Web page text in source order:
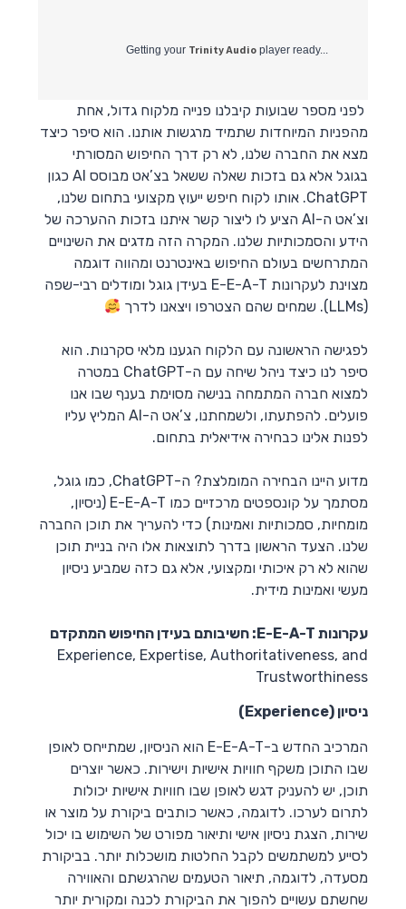
Getting your Trinity Audio player ready...
לפני מספר שבועות קיבלנו פנייה מלקוח גדול, אחת
מהפניות המיוחדות שתמיד מרגשות אותנו. הוא סיפר כיצד
מצא את החברה שלנו, לא רק דרך החיפוש המסורתי
בגוגל אלא גם בזכות שאלה ששאל בצ’אט מבוסס AI כגון
ChatGPT. אותו לקוח חיפש ייעוץ מקצועי בתחום שלנו,
וצ’אט ה-AI הציע לו ליצור קשר איתנו בזכות ההערכה של
הידע והסמכותיות שלנו. המקרה הזה מדגים את השינויים
המתרחשים בעולם החיפוש באינטרנט ומהווה דוגמה
מצוינת לעקרונות E-E-A-T בעידן גוגל ומודלים רבי-שפה
(LLMs). שמחים שהם הצטרפו ויצאנו לדרך
לפגישה הראשונה עם הלקוח הגענו מלאי סקרנות. הוא
סיפר לנו כיצד ניהל שיחה עם ה-ChatGPT במטרה
למצוא חברה המתמחה בנישה מסוימת בענף שבו אנו
פועלים. להפתעתו, ולשמחתנו, צ’אט ה-AI המליץ עליו
לפנות אלינו כבחירה אידיאלית בתחום.
מדוע היינו הבחירה המומלצת? ה-ChatGPT, כמו גוגל,
מסתמך על קונספטים מרכזיים כמו E-E-A-T (ניסיון,
מומחיות, סמכותיות ואמינות) כדי להעריך את תוכן החברה
שלנו. הצעד הראשון בדרך לתוצאות אלו היה בניית תוכן
שהוא לא רק איכותי ומקצועי, אלא גם כזה שמביע ניסיון
מעשי ואמינות מידית.
עקרונות E-E-A-T: חשיבותם בעידן החיפוש המתקדם
Experience, Expertise, Authoritativeness, and
Trustworthiness
ניסיון (Experience)
המרכיב החדש ב-E-E-A-T הוא הניסיון, שמתייחס לאופן
שבו התוכן משקף חוויות אישיות וישירות. כאשר יוצרים
תוכן, יש להעניק דגש לאופן שבו חוויות אישיות יכולות
לתרום לערכו. לדוגמה, כאשר כותבים ביקורת על מוצר או
שירות, הצגת ניסיון אישי ותיאור מפורט של השימוש בו יכול
לסייע למשתמשים לקבל החלטות מושכלות יותר. בביקורת
מסעדה, לדוגמה, תיאור הטעמים שהרגשתם והאווירה
שחשתם עשויים להפוך את הביקורת לכנה ומקורית יותר